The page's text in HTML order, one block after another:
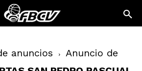
anuncios Anuncio de